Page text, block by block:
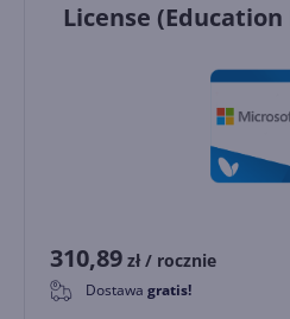
License
310,89 zł / rocznie
0 Dostawa gratis!